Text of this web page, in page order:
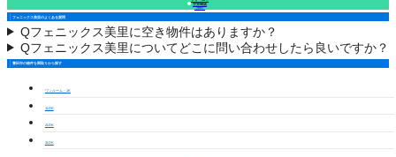
空室確認
（無料）
フェニックス美里のよくある質問
Qフェニックス美里に空き物件はありますか？
Qフェニックス美里についてどこに問い合わせしたら良いですか？
豊田市の物件を間取りから探す
ワンルーム・1K
1LDK
2LDK
3LDK